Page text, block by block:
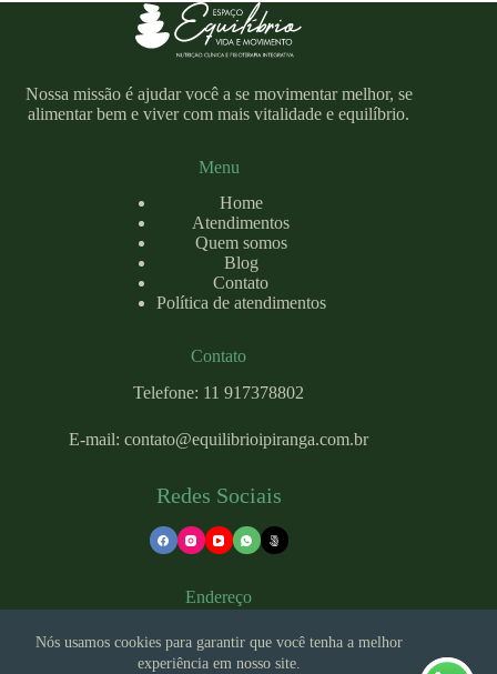
Nós usamos cookies para garantir que você tenha a melhor
experiência em nosso site.
Nossa missão é ajudar você a se movimentar melhor, se
alimentar bem e viver com mais vitalidade e equilíbrio.
Menu
Home
Atendimentos
Quem somos
Blog
Contato
Política de atendimentos
Contato
Telefone: 11 917378802
E-mail:contato@equilibrioipiranga.com.br
Redes Sociais
Endereço
Rua Costa Aguiar, 2636 - Ipiranga, São Paulo - SP, 04204-